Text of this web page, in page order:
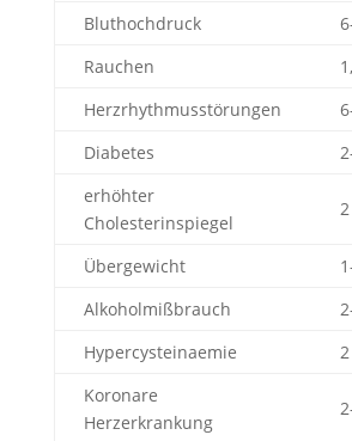
Bluthochdruck
Rauchen
Herzrhythmusstörungen
Diabetes
erhöhter
Cholesterinspiegel
2
Übergewicht
Alkoholmißbrauch
Hypercysteinaemie
2
Koronare
Herzerkrankung